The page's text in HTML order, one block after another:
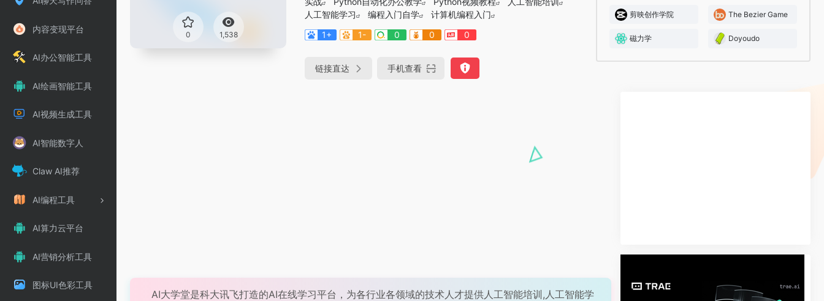
内容变现平台
AI办公智能工具
AI绘画智能工具
AI视频生成工具
AI智能数字人
Claw AI推荐
AI编程工具
AI算力云平台
AI营销分析工具
图标UI色彩工具
0 1,538
人工智能学习
编程入门自学
计算机编程入门
1+
1- 0 0 0
链接直达 手机查看
剪映创作学院 The Bezier Game
磁力学 Doyoudo
AI大学堂是科大讯飞打造的AI在线学习平台，为各行业各领域的技术人才提供人工智能培训,人工智能学